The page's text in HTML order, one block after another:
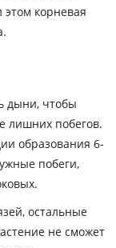
корневая
дыни, чтобы
лишних побегов.
образования 6-
побеги,
остальные
не сможет